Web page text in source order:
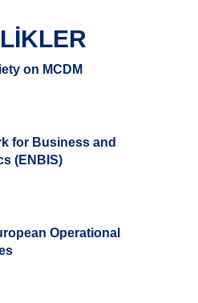
on MCDM
for Business and
(ENBIS)
Operational